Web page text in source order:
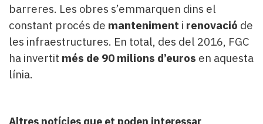
barreres. Les obres s’emmarquen dins el
constant procés de manteniment i renovació de
les infraestructures. En total, des del 2016, FGC
ha invertit més de 90 milions d’euros en aquesta
línia.
Altres notícies que et poden interessar